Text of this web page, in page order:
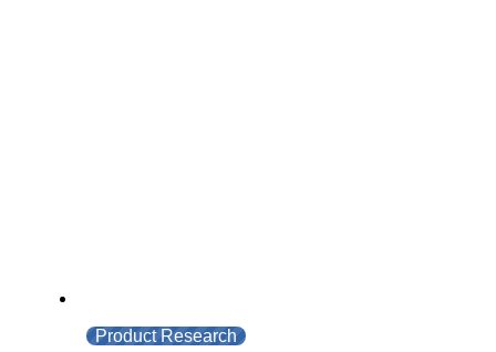
Product Research